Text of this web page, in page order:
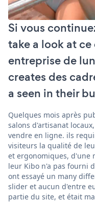
Si vous
take a look at
entreprise de
creates des
a seen in their
Quelques mois après
salons d'artisanat
vendre en ligne. ils
visiteurs la qualité de
et ergonomiques, d'une
leur Kibo n'a pas fourni
ont essayé un many
slider et aucun d'entre
partie du site, et était